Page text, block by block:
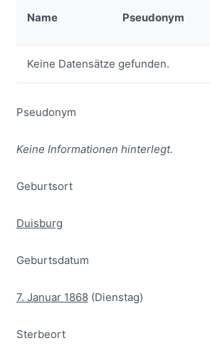
Name Pseudonym
Keine Datensätze gefunden.
Pseudonym
Keine Informationen hinterlegt.
Geburtsort
Duisburg
Geburtsdatum
7. Januar 1868(Dienstag)
Sterbeort